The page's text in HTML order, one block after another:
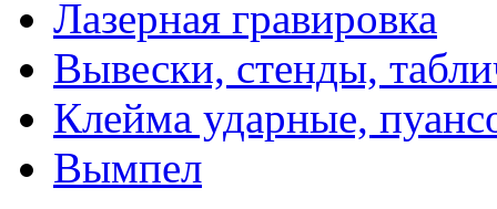
Лазерная гравировка
Вывески, стенды,
Клейма ударные,
Вымпел